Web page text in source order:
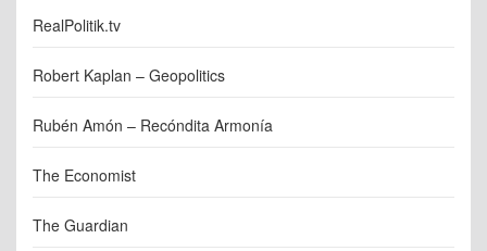
RealPolitik.tv
Robert Kaplan – Geopolitics
Rubén Amón – Recóndita Armonía
The Economist
The Guardian